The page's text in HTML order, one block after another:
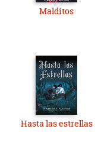
Malditos
Hasta las estrellas